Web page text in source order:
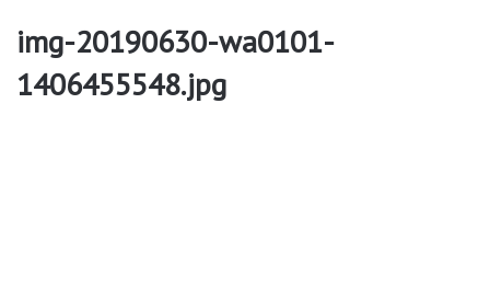
img-20190630-wa0101-
1406455548.jpg